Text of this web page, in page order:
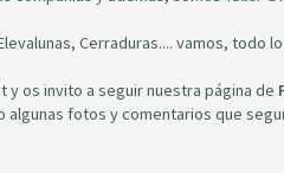
Cerraduras.... vamos, todo
y os invito a seguir nuestra página de
algunas fotos y comentarios que